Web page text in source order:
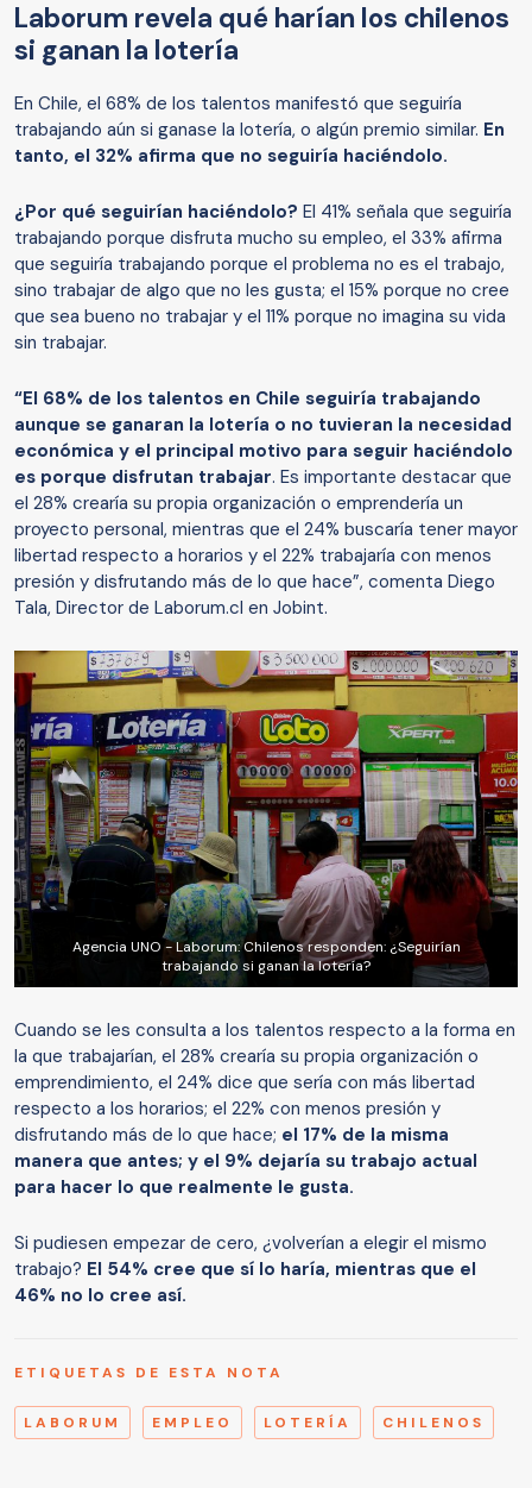
Laborum revela qué harían los chilenos
si ganan la lotería
En Chile, el 68% de los talentos manifestó que seguiría
trabajando aún si ganase la lotería, o algún premio similar. En
tanto, el 32% afirma que no seguiría haciéndolo.
¿Por qué seguirían haciéndolo? El 41% señala que seguiría
trabajando porque disfruta mucho su empleo, el 33% afirma
que seguiría trabajando porque el problema no es el trabajo,
sino trabajar de algo que no les gusta; el 15% porque no cree
que sea bueno no trabajar y el 11% porque no imagina su vida
sin trabajar.
“El 68% de los talentos en Chile seguiría trabajando
aunque se ganaran la lotería o no tuvieran la necesidad
económica y el principal motivo para seguir haciéndolo
es porque disfrutan trabajar. Es importante destacar que
el 28% crearía su propia organización o emprendería un
proyecto personal, mientras que el 24% buscaría tener mayor
libertad respecto a horarios y el 22% trabajaría con menos
presión y disfrutando más de lo que hace”, comenta Diego
Tala, Director de Laborum.cl en Jobint.
Agencia UNO - Laborum: Chilenos responden: ¿Seguirían
trabajando si ganan la lotería?
Cuando se les consulta a los talentos respecto a la forma en
la que trabajarían, el 28% crearía su propia organización o
emprendimiento, el 24% dice que sería con más libertad
respecto a los horarios; el 22% con menos presión y
disfrutando más de lo que hace; el 17% de la misma
manera que antes; y el 9% dejaría su trabajo actual
para hacer lo que realmente le gusta.
Si pudiesen empezar de cero, ¿volverían a elegir el mismo
trabajo? El 54% cree que sí lo haría, mientras que el
46% no lo cree así.
ETIQUETAS DE ESTA NOTA
LABORUM EMPLEO LOTERÍA CHILENOS